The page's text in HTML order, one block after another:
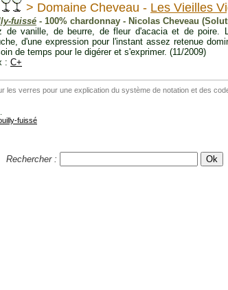
> Domaine Cheveau - Les Vieilles
fuissé - 100% chardonnay - Nicolas Cheveau
de vanille, de beurre, de fleur d'acacia et de poire.
d'une expression pour l'instant assez retenue
de temps pour le digérer et s'exprimer. (11/2009)
: C+
les verres pour une explication du système de notation et des
fuissé
Rechercher :